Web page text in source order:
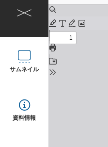
サムネイル
資料情報